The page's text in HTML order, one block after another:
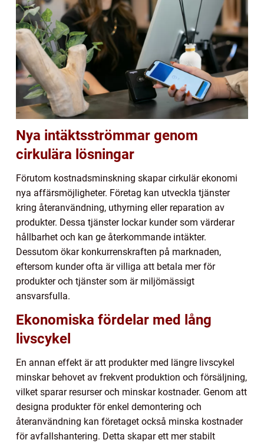
Nya intäktsströmmar genom
cirkulära lösningar
Förutom kostnadsminskning skapar cirkulär ekonomi
nya affärsmöjligheter. Företag kan utveckla tjänster
kring återanvändning, uthyrning eller reparation av
produkter. Dessa tjänster lockar kunder som värderar
hållbarhet och kan ge återkommande intäkter.
Dessutom ökar konkurrenskraften på marknaden,
eftersom kunder ofta är villiga att betala mer för
produkter och tjänster som är miljömässigt
ansvarsfulla.
Ekonomiska fördelar med lång
livscykel
En annan effekt är att produkter med längre livscykel
minskar behovet av frekvent produktion och försäljning,
vilket sparar resurser och minskar kostnader. Genom att
designa produkter för enkel demontering och
återanvändning kan företaget också minska kostnader
för avfallshantering. Detta skapar ett mer stabilt